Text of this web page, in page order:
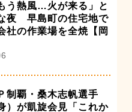
う熱風…火が来る」と
夜 早島町の住宅地で
の作業場を全焼【岡
制覇・桑木志帆選手
）が凱旋会見「これか